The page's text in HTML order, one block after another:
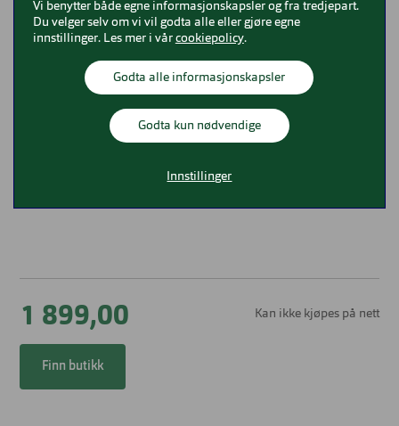
1 899,00 Kan ikke kjøpes på nett
Finn butikk
Vi benytter både egne informasjonskapsler og fra tredjepart.
Du velger selv om vi vil godta alle eller gjøre egne
innstillinger. Les mer i vår cookiepolicy.
Godta alle informasjonskapsler
Godta kun nødvendige
Innstillinger